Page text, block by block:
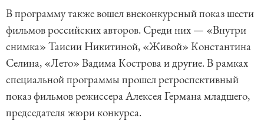
В программу также вошел внеконкурсный показ шести
фильмов российских авторов. Среди них — «Внутри
снимка» Таисии Никитиной, «Живой» Константина
Селина, «Лето» Вадима Кострова и другие. В рамках
специальной программы прошел ретроспективный
показ фильмов режиссера Алексея Германа младшего,
председателя жюри конкурса.